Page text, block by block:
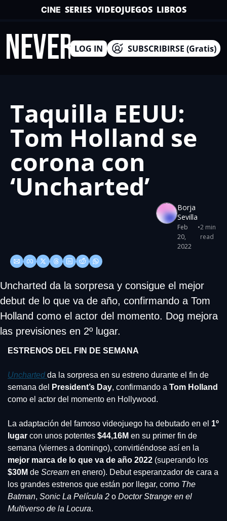
CINE SERIES VIDEOJUEGOS LIBROS
LOG IN SUBSCRIBIRSE (Gratis)
Taquilla EEUU:
Tom Holland se
corona con
‘Uncharted’
Borja
Sevilla
Feb
20,
2022
•2 min
read
Uncharted da la sorpresa y consigue el mejor
debut de lo que va de año, confirmando a Tom
Holland como el actor del momento. Dog mejora
las previsiones en 2º lugar.
ESTRENOS DEL FIN DE SEMANA
Uncharted da la sorpresa en su estreno durante el fin de
semana del
President’s Day, confirmando a Tom Holland
como el actor del momento en Hollywood.
La adaptación del famoso videojuego ha debutado en el 1º
lugar con unos potentes $44,16M en su primer fin de
semana (viernes a domingo), convirtiéndose así en la
mejor marca de lo que va de año 2022
$30M de Scream en enero). Debut esperanzador de cara a
los grandes estrenos que están por llegar, como The
Batman, Sonic La Película 2 o Doctor Strange en el
Multiverso de la Locura.